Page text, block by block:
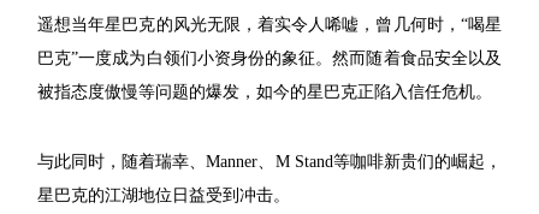
遥想当年星巴克的风光无限，着实令人唏嘘，曾几何时，“喝星
巴克”一度成为白领们小资身份的象征。然而随着食品安全以及
被指态度傲慢等问题的爆发，如今的星巴克正陷入信任危机。
与此同时，随着瑞幸、Manner、M Stand等咖啡新贵们的崛起，
星巴克的江湖地位日益受到冲击。